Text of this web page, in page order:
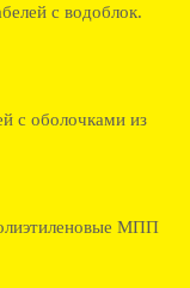
с водоблок.
с оболочками из
МПП